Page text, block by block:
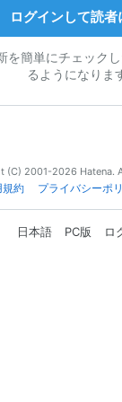
ログインして読者
を簡単にチェック
るようになりま
(C) 2001-2026 Hatena.
規約 プライバシーポ
日本語 PC版 ロ